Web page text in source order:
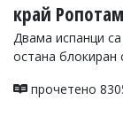
край
Двама испанци
остана блокиран
прочетено